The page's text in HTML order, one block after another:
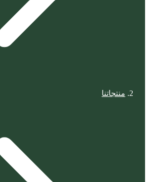
منتجاتنا